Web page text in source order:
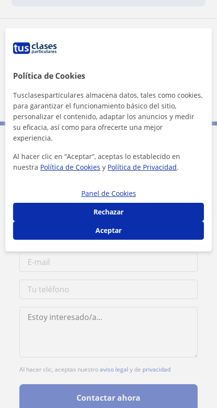
Murcia (Ciudad)
Lorquí
Ceutí Archena Alguazas
Contacta con María Balbina
1ª clase gratis
Al hacer clic, aceptas nuestroaviso legal y de privacidad
Contactar ahora
Política de Cookies
Tusclasesparticulares almacena datos, tales como cookies,
para garantizar el funcionamiento básico del sitio,
personalizar el contenido, adaptar los anuncios y medir
su eficacia, así como para ofrecerte una mejor
experiencia.
Al hacer clic en “Aceptar”, aceptas lo establecido en
nuestra Política de Cookies y Política de Privacidad.
Panel de Cookies
Rechazar
Aceptar